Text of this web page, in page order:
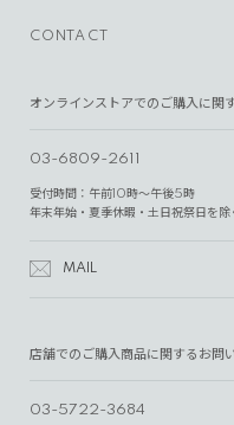
CONTACT
オンラインストアでのご購入に関
03-6809-2611
受付時間：午前10時～午後5時
年末年始・夏季休暇・土日祝祭日を除
MAIL
店舗でのご購入商品に関するお問
03-5722-3684